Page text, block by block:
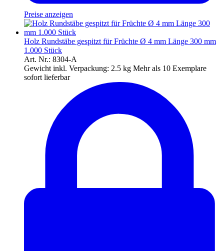
Preise anzeigen
Holz Rundstäbe gespitzt für Früchte Ø 4 mm Länge 300 mm
1.000 Stück
Art. Nr.: 8304-A
Gewicht inkl. Verpackung: 2.5 kg Mehr als 10 Exemplare
sofort lieferbar